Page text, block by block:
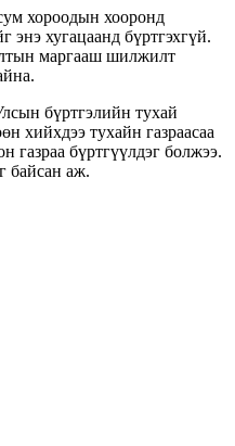
хороодын хооронд
хугацаанд бүртгэхгүй.
маргааш шилжилт
бүртгэлийн тухай
хийхдээ тухайн газраасаа
газраа бүртгүүлдэг болжээ.
байсан аж.